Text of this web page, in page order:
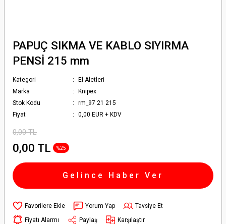
PAPUÇ SIKMA VE KABLO SIYIRMA
PENSİ 215 mm
Kategori
El Aletleri
Marka
Knipex
Stok Kodu
rm_97 21 215
Fiyat
0,00 EUR + KDV
0,00 TL
0,00 TL %25
Gelince Haber Ver
Yorum Yap
Tavsiye Et
Fiyatı Alarmı
Paylaş Karşılaştır